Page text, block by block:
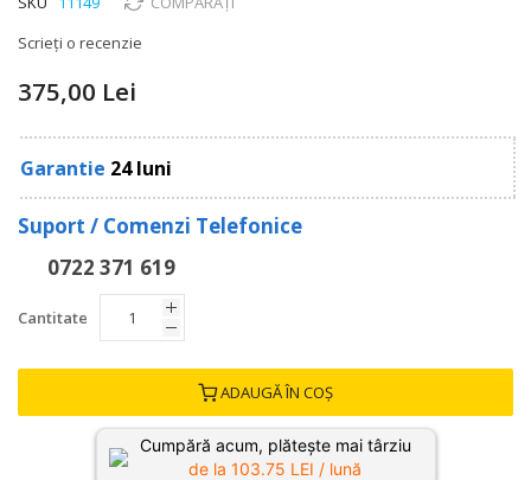
gallery
Scrieți o recenzie
375,00 Lei
Garantie 24 luni
Suport / Comenzi Telefonice
0722 371 619
Cantitate
ADAUGĂ ÎN COȘ
Cumpără acum, plătește mai târziu
de la 103.75 LEI / lună